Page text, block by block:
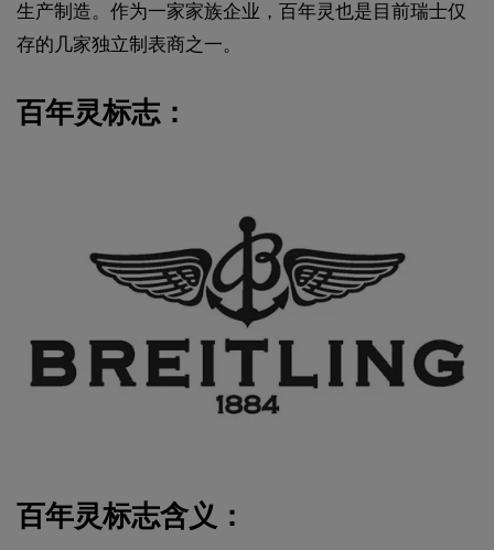
生产制造。作为一家家族企业，百年灵也是目前瑞士仅
存的几家独立制表商之一。
百年灵标志：
百年灵标志含义：